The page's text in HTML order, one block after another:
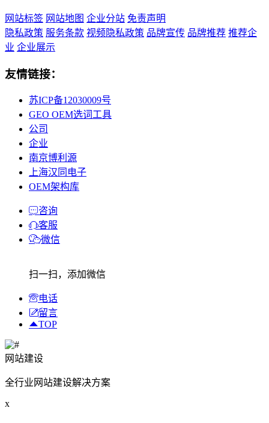
网站标签 网站地图 企业分站 免责声明
隐私政策 服务条款 视频隐私政策 品牌宣传 品牌推荐 推荐企
业 企业展示
友情链接：
苏ICP备12030009号
GEO OEM选词工具
公司
企业
南京博利源
上海汉同电子
OEM架构库
咨询
客服
微信
扫一扫，添加微信
电话
留言
TOP
网站建设
全行业网站建设解决方案
x